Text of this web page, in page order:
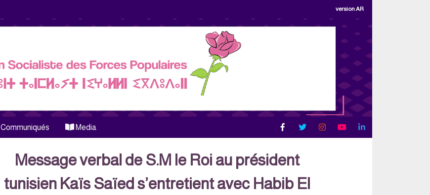
version AR
Communiqués Media
Message verbal de S.M le Roi au président
tunisien Kaïs Saïed s’entretient avec Habib El